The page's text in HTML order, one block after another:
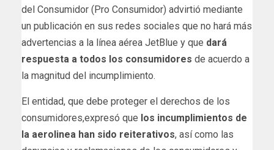
del Consumidor (Pro Consumidor) advirtió mediante
un publicación en sus redes sociales que no hará más
advertencias a la línea aérea JetBlue y que dará
respuesta a todos los consumidores de acuerdo a
la magnitud del incumplimiento.
El entidad, que debe proteger el derechos de los
consumidores,expresó que los incumplimientos de
la aerolinea han sido reiterativos, así como las